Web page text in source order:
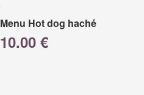
Menu Hot dog haché
10.00 €